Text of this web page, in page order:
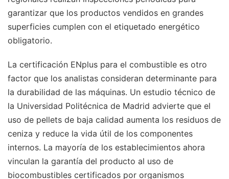
garantizar que los productos vendidos en grandes
superficies cumplen con el etiquetado energético
obligatorio.
La certificación ENplus para el combustible es otro
factor que los analistas consideran determinante para
la durabilidad de las máquinas. Un estudio técnico de
la Universidad Politécnica de Madrid advierte que el
uso de pellets de baja calidad aumenta los residuos de
ceniza y reduce la vida útil de los componentes
internos. La mayoría de los establecimientos ahora
vinculan la garantía del producto al uso de
biocombustibles certificados por organismos